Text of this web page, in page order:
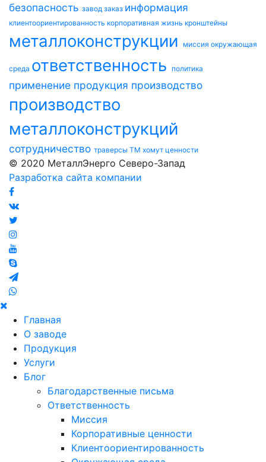
безопасность завод заказ информация
клиентоориентированность корпоративная жизнь кронштейны
металлоконструкции миссия окружающая
среда ответственность политика
применение продукция производство
производство
металлоконструкций
сотрудничество траверсы ТМ хомут ценности
© 2020 МеталлЭнерго Северо-Запад
Разработка сайта компании
Главная
О заводе
Продукция
Услуги
Блог
Благодарственные письма
Ответственность
Миссия
Корпоративные ценности
Клиентоориентированность